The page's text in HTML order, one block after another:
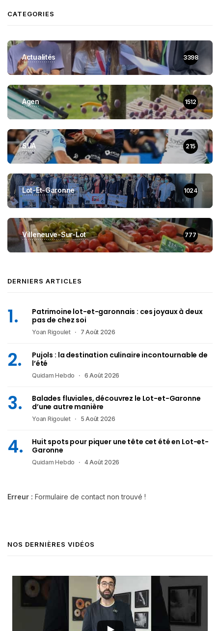
CATEGORIES
Actualités 3398
Agen 1512
SUA 215
Lot-Et-Garonne 1024
Villeneuve-Sur-Lot 777
DERNIERS ARTICLES
Patrimoine lot-et-garonnais : ces joyaux à deux
pas de chez soi
Yoan Rigoulet 7 Août 2026
Pujols : la destination culinaire incontournable de
l’été
Quidam Hebdo 6 Août 2026
Balades fluviales, découvrez le Lot-et-Garonne
d’une autre manière
Yoan Rigoulet 5 Août 2026
Huit spots pour piquer une tête cet été en Lot-et-
Garonne
Quidam Hebdo 4 Août 2026
Erreur : Formulaire de contact non trouvé !
NOS DERNIÈRES VIDÉOS